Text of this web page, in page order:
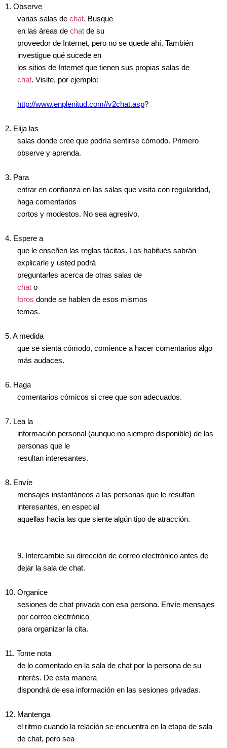
1. Observe
varias salas de chat. Busque
en las áreas de chat de su
proveedor de Internet, pero no se quede ahí. También
investigue qué sucede en
los sitios de Internet que tienen sus propias salas de
chat. Visite, por ejemplo:
http://www.enplenitud.com//v2chat.asp?
2. Elija las
salas donde cree que podría sentirse cómodo. Primero
observe y aprenda.
3. Para
entrar en confianza en las salas que visita con regularidad,
haga comentarios
cortos y modestos. No sea agresivo.
4. Espere a
que le enseñen las reglas tácitas. Los habitués sabrán
explicarle y usted podrá
preguntarles acerca de otras salas de
chat o
foros donde se hablen de esos mismos
temas.
5. A medida
que se sienta cómodo, comience a hacer comentarios algo
más audaces.
6. Haga
comentarios cómicos si cree que son adecuados.
7. Lea la
información personal (aunque no siempre disponible) de las
personas que le
resultan interesantes.
8. Envíe
mensajes instantáneos a las personas que le resultan
interesantes, en especial
aquellas hacia las que siente algún tipo de atracción.
9. Intercambie su dirección de correo electrónico antes de
dejar la sala de chat.
10. Organice
sesiones de chat privada con esa persona. Envíe mensajes
por correo electrónico
para organizar la cita.
11. Tome nota
de lo comentado en la sala de chat por la persona de su
interés. De esta manera
dispondrá de esa información en las sesiones privadas.
12. Mantenga
el ritmo cuando la relación se encuentra en la etapa de sala
de chat, pero sea